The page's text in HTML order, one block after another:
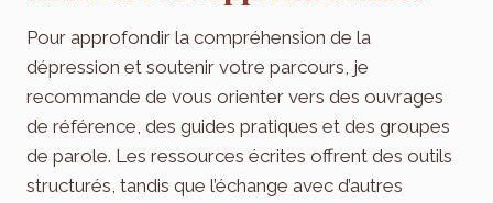
Pour approfondir la compréhension de la
dépression et soutenir votre parcours, je
recommande de vous orienter vers des ouvrages
de référence, des guides pratiques et des groupes
de parole. Les ressources écrites offrent des outils
structurés, tandis que l’échange avec d’autres